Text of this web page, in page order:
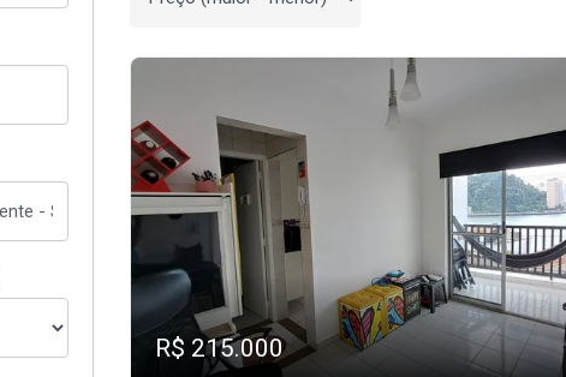
R$ 215.000